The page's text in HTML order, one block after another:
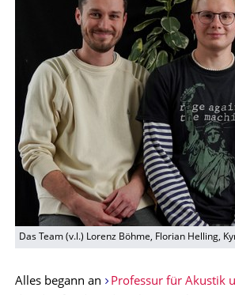
Das Team (v.l.) Lorenz Böhme, Florian Helling,
Alles begann an Professur für Akustik